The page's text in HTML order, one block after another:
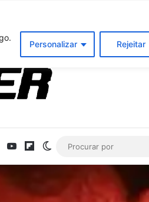
Personalizar Rejeitar
YouTubeFlipboardSwitch skin